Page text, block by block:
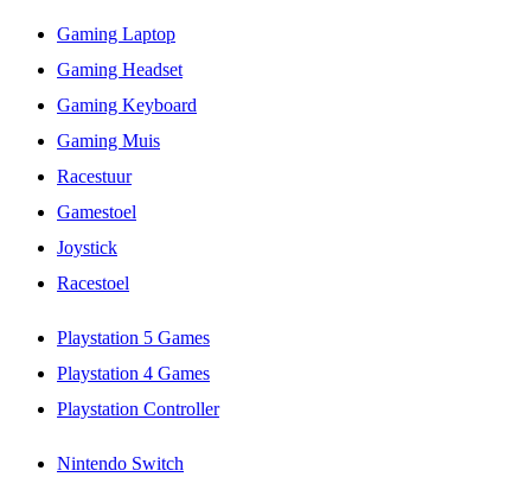
Gaming Laptop
Gaming Headset
Gaming Keyboard
Gaming Muis
Racestuur
Gamestoel
Joystick
Racestoel
Playstation 5 Games
Playstation 4 Games
Playstation Controller
Nintendo Switch